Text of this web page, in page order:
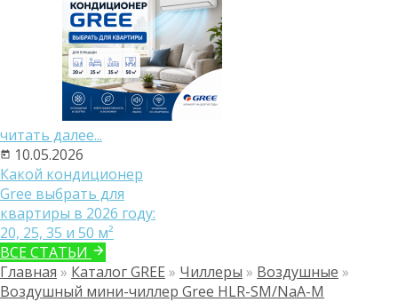
читать далее...
10.05.2026
Какой кондиционер
Gree выбрать для
квартиры в 2026 году:
20, 25, 35 и 50 м²
ВСЕ СТАТЬИ
Главная » Каталог GREE » Чиллеры » Воздушные »
Воздушный мини-чиллер Gree HLR-SM/NaA-M